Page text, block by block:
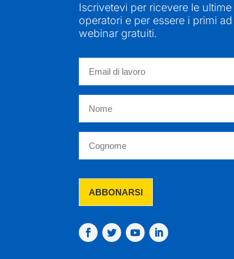
Iscrivetevi per ricevere le
operatori e per essere i primi
webinar gratuiti.